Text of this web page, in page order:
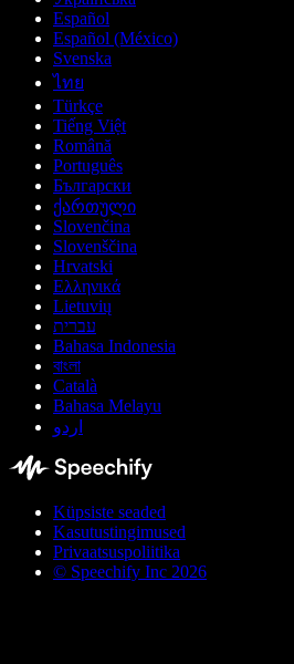
Español
Español (México)
Svenska
ไทย
Türkçe
Tiếng Việt
Română
Português
Български
ქართული
Slovenčina
Slovenščina
Hrvatski
Ελληνικά
Lietuvių
עברית
Bahasa Indonesia
বাংলা
Català
Bahasa Melayu
اردو
Küpsiste seaded
Kasutustingimused
Privaatsuspoliitika
© Speechify Inc 2026